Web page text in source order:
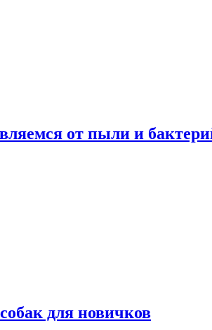
от пыли и
для новичков